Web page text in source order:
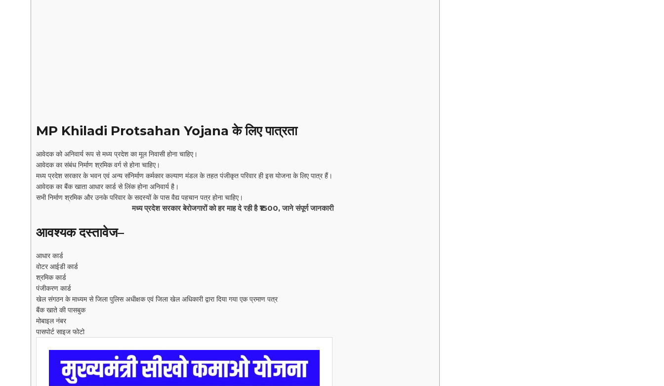
MP Khiladi Protsahan Yojana के लिए पात्रता
आवेदक को अनिवार्य रूप से मध्य प्रदेश का मूल निवासी होना चाहिए।
आवेदक का संबंध निर्माण श्रमिक वर्ग से होना चाहिए।
मध्य प्रदेश सरकार के भवन एवं अन्य संनिर्माण कर्मकार कल्याण मंडल के तहत पंजीकृत परिवार ही इस योजना के लिए पात्र हैं।
आवेदक का बैंक खाता आधार कार्ड से लिंक होना अनिवार्य है।
सभी निर्माण श्रमिक और उनके परिवार के सदस्यों के पास वैद्य पहचान पत्र होना चाहिए।
मध्य प्रदेश सरकार बेरोजगारों को हर माह दे रही है ₹1500, जाने संपूर्ण जानकारी
आवश्यक दस्तावेज–
आधार कार्ड
वोटर आईडी कार्ड
श्रमिक कार्ड
पंजीकरण कार्ड
खेल संगठन के माध्यम से जिला पुलिस अधीक्षक एवं जिला खेल अधिकारी द्वारा दिया गया एक प्रमाण पत्र
बैंक खाते की पासबुक
मोबाइल नंबर
पासपोर्ट साइज फोटो